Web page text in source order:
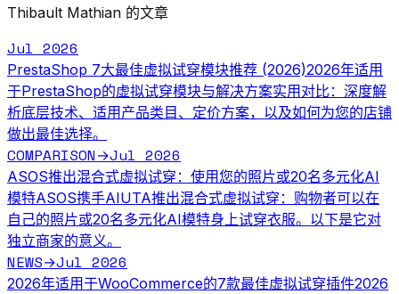
Thibault Mathian 的文章
Jul 2026
PrestaShop 7大最佳虚拟试穿模块推荐 (2026)2026年适用
于PrestaShop的虚拟试穿模块与解决方案实用对比：深度解
析底层技术、适用产品类目、定价方案，以及如何为您的店铺
做出最佳选择。
COMPARISON →Jul 2026
ASOS推出混合式虚拟试穿：使用您的照片或20名多元化AI
模特ASOS携手AIUTA推出混合式虚拟试穿：购物者可以在
自己的照片或20名多元化AI模特身上试穿衣服。以下是它对
独立商家的意义。
NEWS→Jul 2026
2026年适用于WooCommerce的7款最佳虚拟试穿插件2026